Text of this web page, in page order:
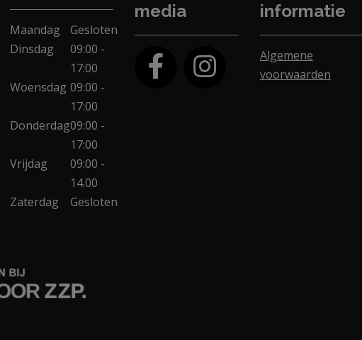
Maandag
Gesloten
Dinsdag
09:00 -
17:00
Woensdag 09:00 -
17:00
Donderdag09:00 -
17:00
Vrijdag
09:00 -
14.00
Zaterdag
Gesloten
media
informatie
Algemene
voorwaarden